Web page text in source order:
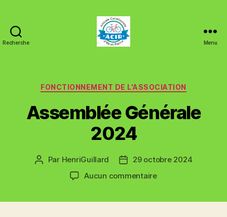
Recherche Menu
Catégories
FONCTIONNEMENT DE L'ASSOCIATION
Assemblée Générale
2024
Auteur
Par HenriGuillard
Date29 octobre 2024
Aucun commentairesur